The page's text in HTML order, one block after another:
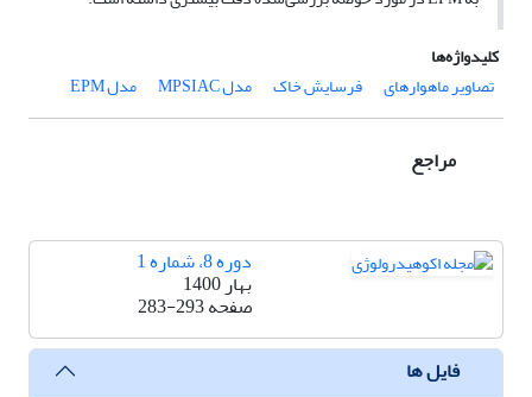
کلیدواژه‌ها
تصاویر ماهواره‏ای
فرسایش خاک مدل MPSIAC مدل EPM
مراجع
دوره 8، شماره 1
بهار 1400
صفحه283-293
فایل ها